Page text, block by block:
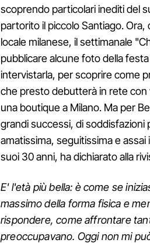
scoprendo particolari inediti del
partorito il piccolo Santiago.
locale milanese, il settimanale
pubblicare alcune foto della
intervistarla, per scoprire come
che presto debutterà in rete
una boutique a Milano. Ma per
grandi successi, di soddisfazioni
amatissima, seguitissima e
suoi 30 anni, ha dichiarato alla
E' l'età più bella: è come se
massimo della forma fisica e
rispondere, come affrontare
preoccupavano. Oggi non mi